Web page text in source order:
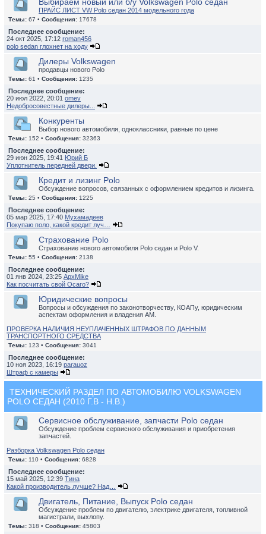
ПРАЙС ЛИСТ VW Polo седан 2014 модельного года
Темы: 67 • Сообщения: 17678
Последнее сообщение:
24 окт 2025, 17:12 roman456
polo sedan глохнет на ходу
Дилеры Volkswagen
продавцы нового Polo
Темы: 61 • Сообщения: 1235
Последнее сообщение:
20 июл 2022, 20:01 omev
Недобросовестные дилеры...
Конкуренты
Выбор нового автомобиля, одноклассники, равные по цене
Темы: 152 • Сообщения: 32363
Последнее сообщение:
29 июн 2025, 19:41 Юрий Б
Уплотнитель передней двери.
Кредит и лизинг Polo
Обсуждение вопросов, связанных с оформлением кредитов и лизинга.
Темы: 25 • Сообщения: 1225
Последнее сообщение:
05 мар 2025, 17:40 Мухамадеев
Покупаю поло, какой кредит луч…
Страхование Polo
Страхование нового автомобиля Polo седан и Polo V.
Темы: 55 • Сообщения: 2138
Последнее сообщение:
01 янв 2024, 23:25 ApxMike
Как посчитать свой Осаго?
Юридические вопросы
Вопросы и обсуждения по законотворчеству, КОАПу, юридическим
аспектам оформления и владения АМ.
ПРОВЕРКА НАЛИЧИЯ НЕУПЛАЧЕННЫХ ШТРАФОВ ПО ДАННЫМ
ТРАНСПОРТНОГО СРЕДСТВА
Темы: 123 • Сообщения: 3041
Последнее сообщение:
10 ноя 2023, 16:19 parauoz
Штраф с камеры
ТЕХНИЧЕСКИЙ РАЗДЕЛ ПО АВТОМОБИЛЮ VOLKSWAGEN
POLO СЕДАН (2010 Г.В - Н.В.)
Сервисное обслуживание, запчасти Polo седан
Обсуждение проблем сервисного обслуживания и приобретения
запчастей.
Разборка Volkswagen Polo седан
Темы: 110 • Сообщения: 6828
Последнее сообщение:
15 май 2025, 12:39 Тина
Какой производитель лучше? Над…
Двигатель, Питание, Выпуск Polo седан
Обсуждение проблем по двигателю, электрике двигателя, топливной
магистрали, выхлопу.
Темы: 318 • Сообщения: 45803